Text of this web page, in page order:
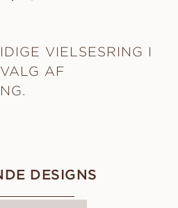
VIELSESRING I
AF
DESIGNS